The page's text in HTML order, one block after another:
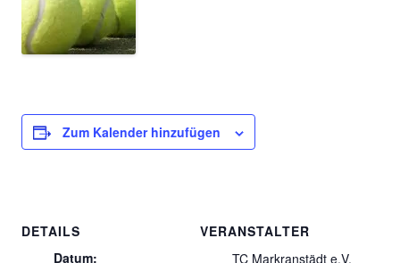
Zum Kalender hinzufügen
DETAILS
Datum:
VERANSTALTER
TC Markranstädt e.V.